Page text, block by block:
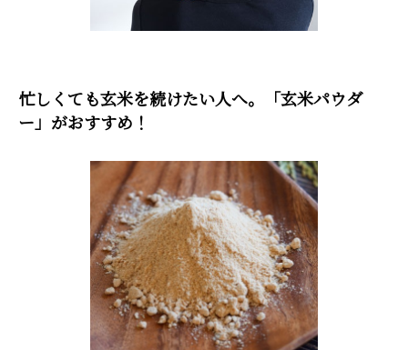
忙しくても玄米を続けたい人へ。「玄米パウダ
ー」がおすすめ！